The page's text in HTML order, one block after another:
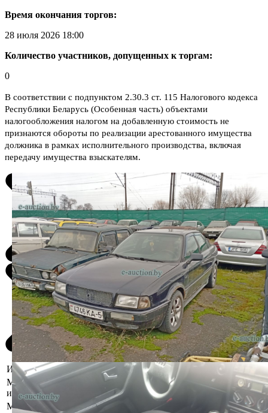
Время окончания торгов:
28 июля 2026 18:00
Количество участников, допущенных к торгам:
0
В соответствии с подпунктом 2.30.3 ст. 115 Налогового кодекса
Республики Беларусь (Особенная часть) объектами
налогообложения налогом на добавленную стоимость не
признаются обороты по реализации арестованного имущества
должника в рамках исполнительного производства, включая
передачу имущества взыскателям.
Информация о предмете торгов
Местоположение
имущества
Минская область, Борисовский р-н, г.
Марка
Audi